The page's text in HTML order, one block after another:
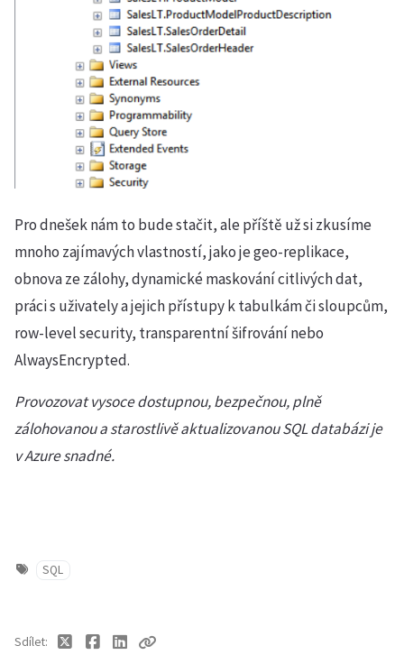
Pro dnešek nám to bude stačit, ale příště už si zkusíme
mnoho zajímavých vlastností, jako je geo-replikace,
obnova ze zálohy, dynamické maskování citlivých dat,
práci s uživately a jejich přístupy k tabulkám či sloupcům,
row-level security, transparentní šifrování nebo
AlwaysEncrypted.
Provozovat vysoce dostupnou, bezpečnou, plně
zálohovanou a starostlivě aktualizovanou SQL databázi je
v Azure snadné.
SQL
Sdílet